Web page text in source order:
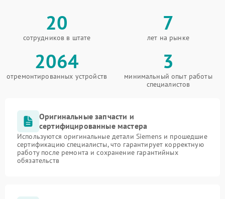
20
сотрудников в штате
7
лет на рынке
2064
отремонтированных устройств
3
минимальный опыт работы
специалистов
Оригинальные запчасти и
сертифицированные мастера
Используются оригинальные детали Siemens и прошедшие
сертификацию специалисты, что гарантирует корректную
работу после ремонта и сохранение гарантийных
обязательств